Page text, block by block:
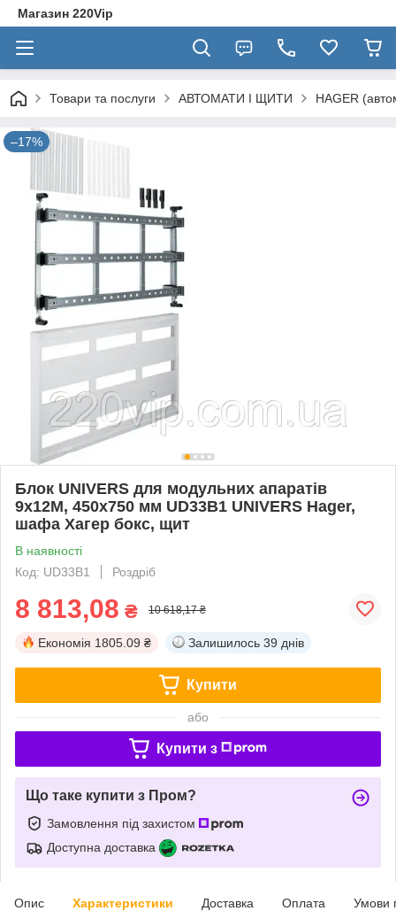
Магазин 220Vip
Товари та послуги АВТОМАТИ І ЩИТИ HAGER
–17%
Блок UNIVERS для модульних апаратів
9х12М, 450x750 мм UD33B1 UNIVERS Hager,
шафа Хагер бокс, щит
В наявності
Код: UD33B1
Роздріб
8 813,08 ₴ 10 618,17 ₴
Економія 1805.09 ₴ Залишилось 39 днів
Купити
або
Купити з
Що таке купити з Пром?
Замовлення під захистом
Доступна доставка
Опис Характеристики Доставка Оплата Умови